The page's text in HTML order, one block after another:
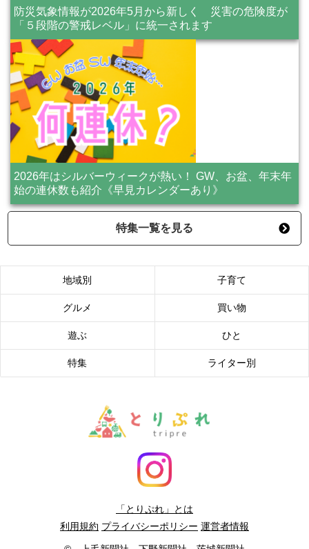
防災気象情報が2026年5月から新しく 災害の危険度が
「５段階の警戒レベル」に統一されます
2026年はシルバーウィークが熱い！ GW、お盆、年末年
始の連休数も紹介《早見カレンダーあり》
特集一覧を見る
地域別 子育て
グルメ 買い物
遊ぶ ひと
特集 ライター別
「とりぷれ」とは
利用規約 プライバシーポリシー 運営者情報